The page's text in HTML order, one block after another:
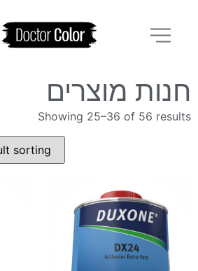
חנות מוצרים
Showing 25–36 of 56 results